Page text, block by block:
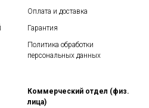
Оплата и доставка
Гарантия
Политика обработки
персональных данных
Коммерческий отдел (физ.
лица)